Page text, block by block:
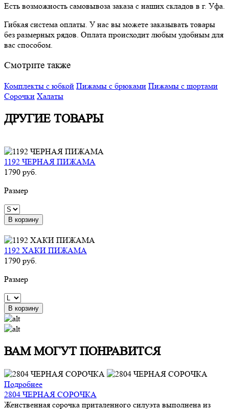
Есть возможность самовывоза заказа с наших складов в г. Уфа.
Гибкая система оплаты. У нас вы можете заказывать товары
без размерных рядов. Оплата происходит любым удобным для
вас способом.
Смотрите также
Комплекты с юбкой Пижамы с брюками Пижамы с шортами
Сорочки Халаты
ДРУГИЕ ТОВАРЫ
1192 ЧЕРНАЯ ПИЖАМА
1790 руб.
Размер
В корзину
1192 ХАКИ ПИЖАМА
1790 руб.
Размер
В корзину
ВАМ МОГУТ ПОНРАВИТСЯ
Подробнее
2804 ЧЕРНАЯ СОРОЧКА
Женственная сорочка приталенного силуэта выполнена из